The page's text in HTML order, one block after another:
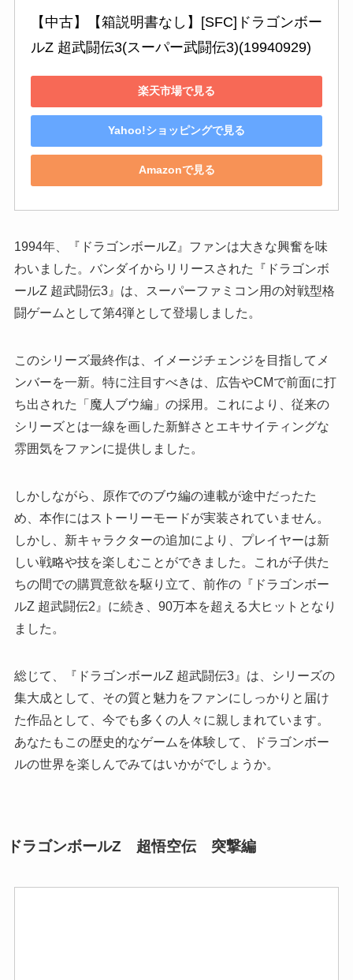
【中古】【箱説明書なし】[SFC]ドラゴンボー
ルZ 超武闘伝3(スーパー武闘伝3)(19940929)
楽天市場で見る
Yahoo!ショッピングで見る
Amazonで見る
1994年、『ドラゴンボールZ』ファンは大きな興奮を味
わいました。バンダイからリリースされた『ドラゴンボ
ールZ 超武闘伝3』は、スーパーファミコン用の対戦型格
闘ゲームとして第4弾として登場しました。
このシリーズ最終作は、イメージチェンジを目指してメ
ンバーを一新。特に注目すべきは、広告やCMで前面に打
ち出された「魔人ブウ編」の採用。これにより、従来の
シリーズとは一線を画した新鮮さとエキサイティングな
雰囲気をファンに提供しました。
しかしながら、原作でのブウ編の連載が途中だったた
め、本作にはストーリーモードが実装されていません。
しかし、新キャラクターの追加により、プレイヤーは新
しい戦略や技を楽しむことができました。これが子供た
ちの間での購買意欲を駆り立て、前作の『ドラゴンボー
ルZ 超武闘伝2』に続き、90万本を超える大ヒットとなり
ました。
総じて、『ドラゴンボールZ 超武闘伝3』は、シリーズの
集大成として、その質と魅力をファンにしっかりと届け
た作品として、今でも多くの人々に親しまれています。
あなたもこの歴史的なゲームを体験して、ドラゴンボー
ルの世界を楽しんでみてはいかがでしょうか。
ドラゴンボールZ 超悟空伝 突撃編